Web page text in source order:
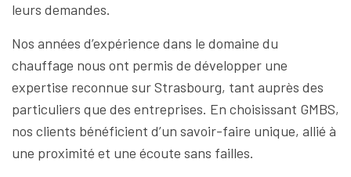
leurs demandes.
Nos années d’expérience dans le domaine du
chauffage nous ont permis de développer une
expertise reconnue sur Strasbourg, tant auprès des
particuliers que des entreprises. En choisissant GMBS,
nos clients bénéficient d’un savoir-faire unique, allié à
une proximité et une écoute sans failles.